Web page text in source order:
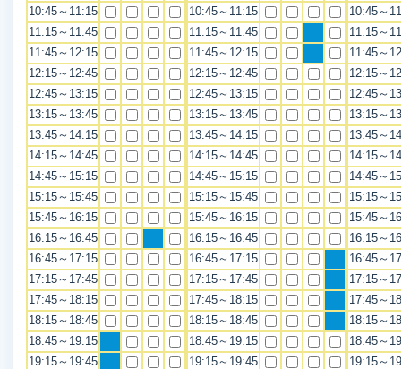
10:45～11:15
11:15～11:45
11:45～12:15
12:15～12:45
12:45～13:15
13:15～13:45
13:45～14:15
14:15～14:45
14:45～15:15
15:15～15:45
15:45～16:15
16:15～16:45
16:45～17:15
17:15～17:45
17:45～18:15
18:15～18:45
18:45～19:15
19:15～19:45
10:45～11:15
11:15～11:45
11:45～12:15
12:15～12:45
12:45～13:15
13:15～13:45
13:45～14:15
14:15～14:45
14:45～15:15
15:15～15:45
15:45～16:15
16:15～16:45
16:45～17:15
17:15～17:45
17:45～18:15
18:15～18:45
18:45～19:15
19:15～19:45
10:45～
11:15～
11:45～
12:15～
12:45～
13:15～
13:45～
14:15～
14:45～
15:15～
15:45～
16:15～
16:45～
17:15～
17:45～
18:15～
18:45～
19:15～